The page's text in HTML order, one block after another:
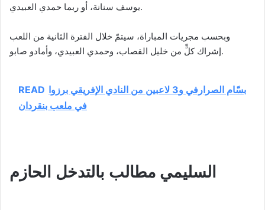
يوسف سنانة، أو ربما حمدي العبيدي.
وبحسب مجريات المباراة، سيتمّ خلال الفترة الثانية من اللعب
إشراك كلٍّ من خليل القصاب، وحمدي العبيدي، وأمادو صابو.
READ بسّام الصرارفي و3 لاعبين من النادي الإفريقي برزوا
في ملعب بنقردان
السليمي مطالب بالتدخل الحازم